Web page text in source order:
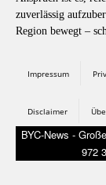
zuverlässig
Region bewegt –
Impressum
Disclaimer
BYC-News -
972